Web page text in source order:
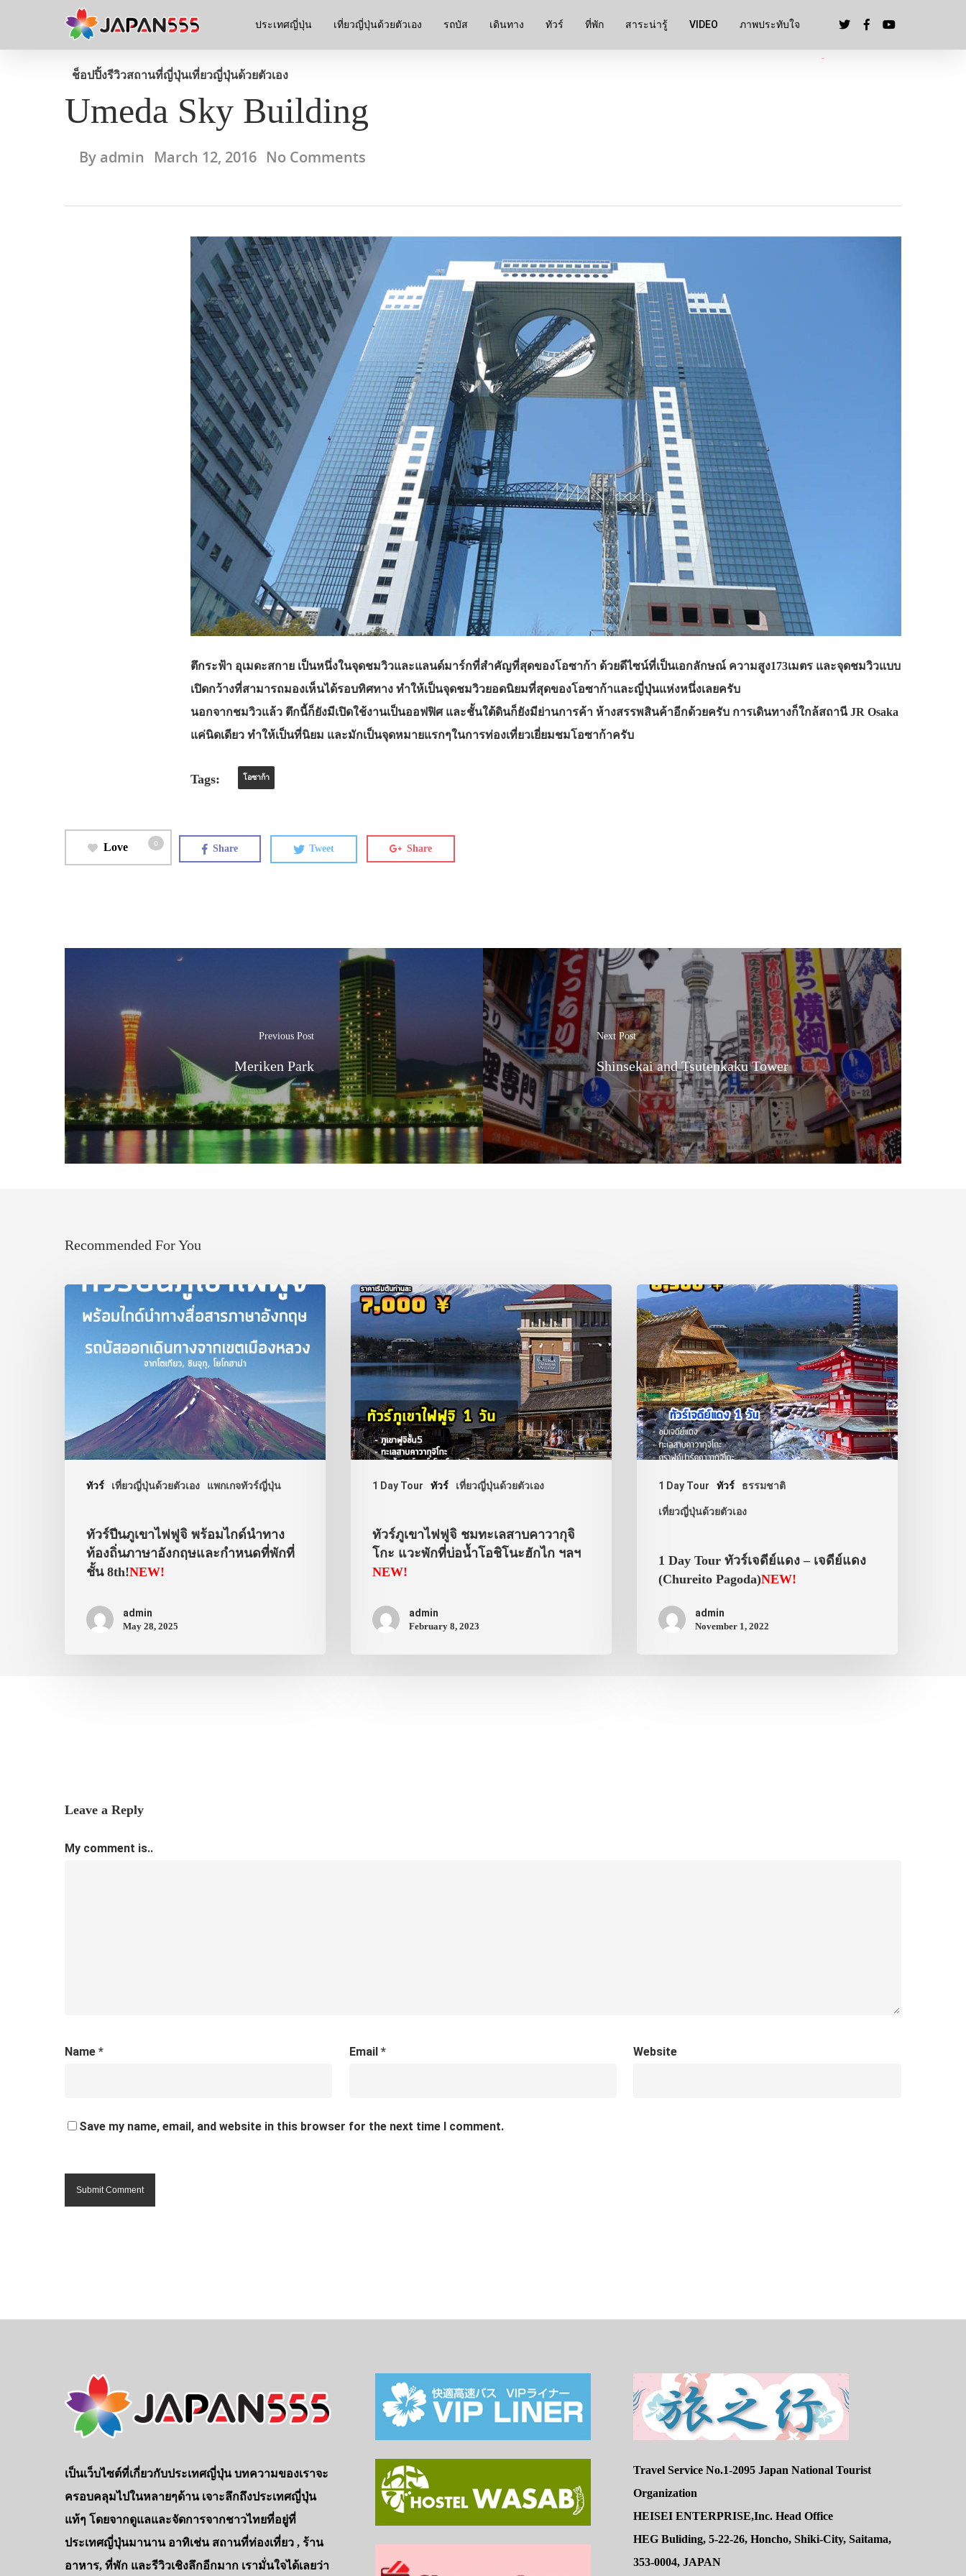
ประเทศญี่ปุ่น เที่ยวญี่ปุ่นด้วยตัวเอง รถบัส เดินทาง ทัวร์ ที่พัก สาระน่ารู้ VIDEO ภาพประทับใจ
ช็อปปิ้งรีวิวสถานที่ญี่ปุ่นเที่ยวญี่ปุ่นด้วยตัวเอง
Umeda Sky Building
By admin March 12, 2016 No Comments
ตึกระฟ้า อุเมดะสกาย เป็นหนึ่งในจุดชมวิวและแลนด์มาร์กที่สำคัญที่สุดของโอซาก้า ด้วยดีไซน์ที่เป็นเอกลักษณ์ ความสูง173เมตร และจุดชมวิวแบบ
เปิดกว้างที่สามารถมองเห็นได้รอบทิศทาง ทำให้เป็นจุดชมวิวยอดนิยมที่สุดของโอซาก้าและญี่ปุ่นแห่งหนึ่งเลยครับ
นอกจากชมวิวแล้ว ตึกนี้ก็ยังมีเปิดใช้งานเป็นออฟฟิศ และชั้นใต้ดินก็ยังมีย่านการค้า ห้างสรรพสินค้าอีกด้วยครับ การเดินทางก็ใกล้สถานี JR Osaka
แค่นิดเดียว ทำให้เป็นที่นิยม และมักเป็นจุดหมายแรกๆในการท่องเที่ยวเยี่ยมชมโอซาก้าครับ
Tags: โอซาก้า
Love 0 Share Tweet Share
Previous Post
Meriken Park
Next Post
Shinsekai and Tsutenkaku Tower
Recommended For You
ทัวร์ เที่ยวญี่ปุ่นด้วยตัวเอง แพกเกจทัวร์ญี่ปุ่น
ทัวร์ปีนภูเขาไฟฟูจิ พร้อมไกด์นำทาง
ท้องถิ่นภาษาอังกฤษและกำหนดที่พักที่
ชั้น 8th!NEW!
admin
May 28, 2025
1 Day Tour ทัวร์ เที่ยวญี่ปุ่นด้วยตัวเอง
ทัวร์ภูเขาไฟฟูจิ ชมทะเลสาบคาวากุจิ
โกะ แวะพักที่บ่อน้ำโอชิโนะฮักไก ฯลฯ
NEW!
admin
February 8, 2023
1 Day Tour ทัวร์ ธรรมชาติ
เที่ยวญี่ปุ่นด้วยตัวเอง
1 Day Tour ทัวร์เจดีย์แดง – เจดีย์แดง
(Chureito Pagoda)NEW!
admin
November 1, 2022
Leave a Reply
My comment is..
Name * Email * Website
Save my name, email, and website in this browser for the next time I comment.
เป็นเว็บไซต์ที่เกี่ยวกับประเทศญี่ปุ่น บทความของเราจะ
ครอบคลุมไปในหลายๆด้าน เจาะลึกถึงประเทศญี่ปุ่น
แท้ๆ โดยจากดูแลและจัดการจากชาวไทยที่อยู่ที่
ประเทศญี่ปุ่นมานาน อาทิเช่น สถานที่ท่องเที่ยว , ร้าน
อาหาร, ที่พัก และรีวิวเชิงลึกอีกมาก เรามั่นใจได้เลยว่า
Travel Service No.1-2095 Japan National Tourist
Organization
HEISEI ENTERPRISE,Inc. Head Office
HEG Buliding, 5-22-26, Honcho, Shiki-City, Saitama,
353-0004, JAPAN